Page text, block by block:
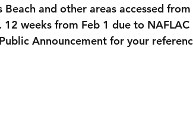
Beach and other areas accessed
12 weeks from Feb 1 due to
Announcement for your